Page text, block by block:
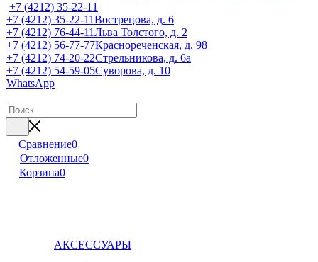
+7 (4212) 35-22-11
+7 (4212) 35-22-11Вострецова, д. 6
+7 (4212) 76-44-11Льва Толстого, д. 2
+7 (4212) 56-77-77Краснореченская, д. 98
+7 (4212) 74-20-22Стрельникова, д. 6а
+7 (4212) 54-59-05Суворова, д. 10
WhatsApp
Сравнение0
Отложенные0
Корзина0
АКСЕССУАРЫ